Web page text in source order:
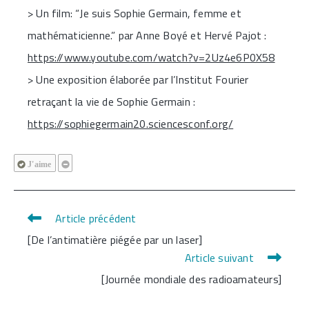
> Un film: “Je suis Sophie Germain, femme et
mathématicienne.” par Anne Boyé et Hervé Pajot :
https://www.youtube.com/watch?v=2Uz4e6P0X58
> Une exposition élaborée par l’Institut Fourier
retraçant la vie de Sophie Germain :
https://sophiegermain20.sciencesconf.org/
J'aime
Read
more
Article précédent
[De l’antimatière piégée par un laser]
Article suivant
[Journée mondiale des radioamateurs]